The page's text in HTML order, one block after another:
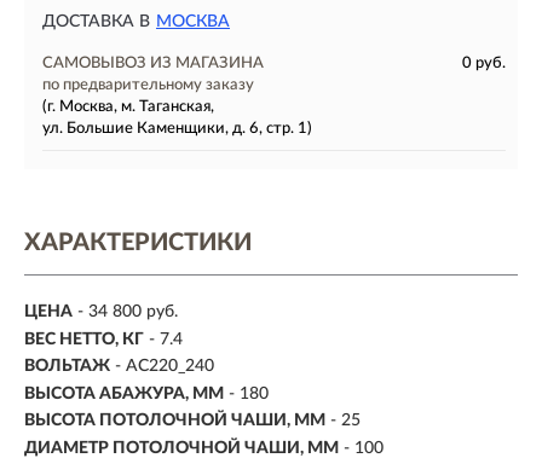
ДОСТАВКА В МОСКВА
САМОВЫВОЗ ИЗ МАГАЗИНА
0 руб.
по предварительному заказу
(г. Москва, м. Таганская,
ул. Большие Каменщики, д. 6, стр. 1)
ХАРАКТЕРИСТИКИ
ЦЕНА - 34 800 руб.
ВЕС НЕТТО, КГ - 7.4
ВОЛЬТАЖ - AC220_240
ВЫСОТА АБАЖУРА, ММ - 180
ВЫСОТА ПОТОЛОЧНОЙ ЧАШИ, ММ - 25
ДИАМЕТР ПОТОЛОЧНОЙ ЧАШИ, ММ - 100